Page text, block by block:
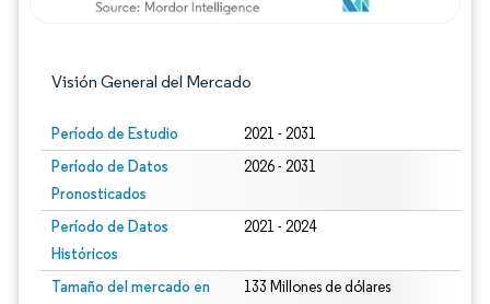
Visión General del Mercado
Período de Estudio 2021 - 2031
Período de Datos
Pronosticados
2026 - 2031
Período de Datos
Históricos
2021 - 2024
Tamaño del mercado en
133 Millones de dólares